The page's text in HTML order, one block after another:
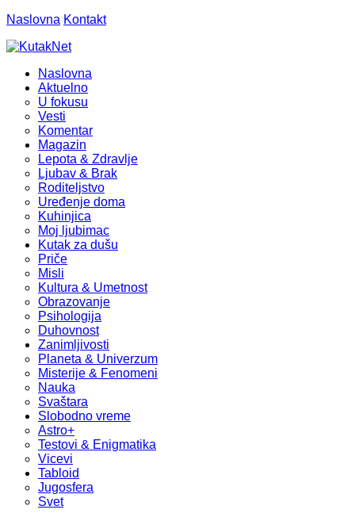
Naslovna Kontakt
Naslovna
Aktuelno
U fokusu
Vesti
Komentar
Magazin
Lepota & Zdravlje
Ljubav & Brak
Roditeljstvo
Uređenje doma
Kuhinjica
Moj ljubimac
Kutak za dušu
Priče
Misli
Kultura & Umetnost
Obrazovanje
Psihologija
Duhovnost
Zanimljivosti
Planeta & Univerzum
Misterije & Fenomeni
Nauka
Svaštara
Slobodno vreme
Astro+
Testovi & Enigmatika
Vicevi
Tabloid
Jugosfera
Svet